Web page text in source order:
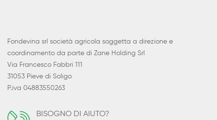
Fondevina srl società agricola soggetta a direzione e
coordinamento da parte di Zane Holding Srl
Via Francesco Fabbri 111
31053 Pieve di Soligo
P.iva 04883550263
BISOGNO DI AIUTO?